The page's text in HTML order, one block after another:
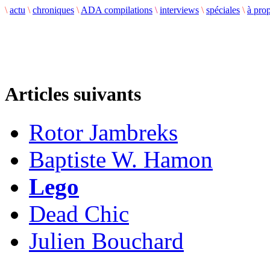
\ actu \ chroniques \ ADA compilations \ interviews \ spéciales \ à
Articles suivants
Rotor Jambreks
Baptiste W. Hamon
Lego
Dead Chic
Julien Bouchard